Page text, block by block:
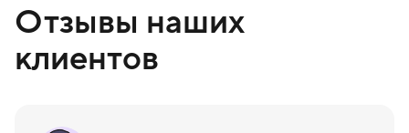
Отзывы наших
клиентов